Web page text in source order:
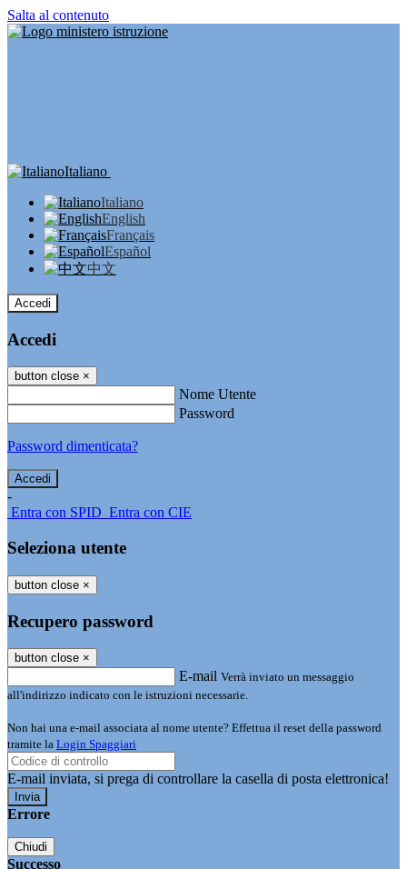
Salta al contenuto
Italiano
Italiano
English
Français
Español
中文
Accedi
Accedi
button close ×
Nome Utente
Password
Password dimenticata?
-
Entra con SPID Entra con CIE
Seleziona utente
button close ×
Recupero password
button close ×
E-mail Verrà inviato un messaggio
all'indirizzo indicato con le istruzioni necessarie.
Non hai una e-mail associata al nome utente? Effettua il reset della password
tramite la Login Spaggiari
E-mail inviata, si prega di controllare la casella di posta elettronica!
Errore
Chiudi
Successo